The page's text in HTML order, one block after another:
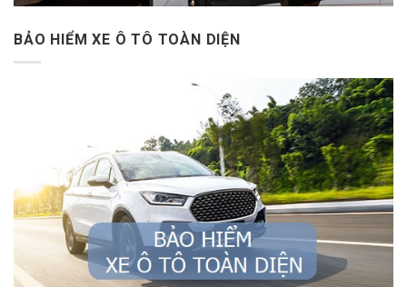
BẢO HIỂM XE Ô TÔ TOÀN DIỆN